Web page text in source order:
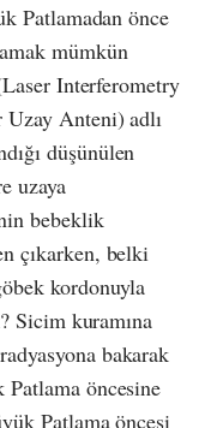
Patlamadan önce
mümkün
Interferometry
Uzay Anteni) adlı
düşünülen
uzaya
bebeklik
çıkarken, belki
kordonuyla
Sicim kuramına
bakarak
öncesine
Patlama öncesi